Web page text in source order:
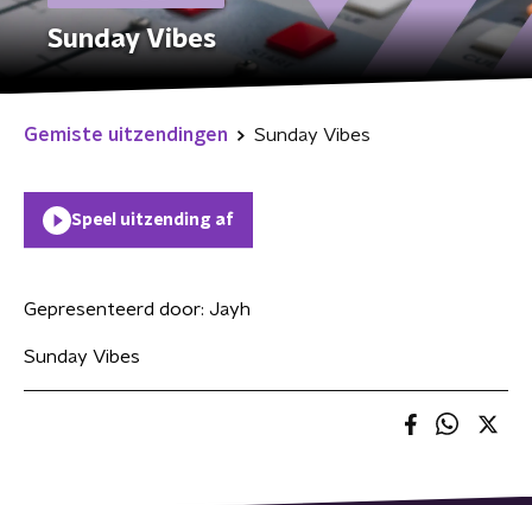
Sunday Vibes
Gemiste uitzendingen Sunday Vibes
Speel uitzending af
Gepresenteerd door: Jayh
Sunday Vibes